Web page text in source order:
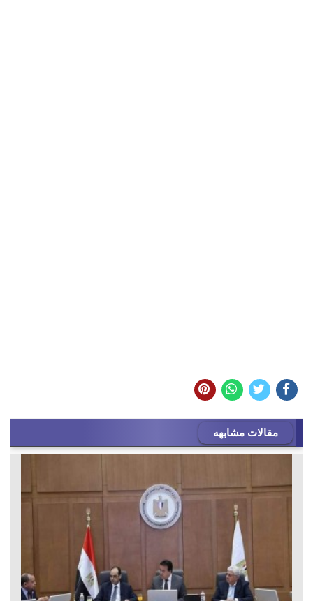
مقالات مشابهه